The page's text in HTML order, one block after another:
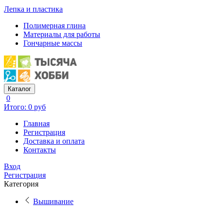
Лепка и пластика
Полимерная глина
Материалы для работы
Гончарные массы
Каталог
0
Итого: 0 руб
Главная
Регистрация
Доставка и оплата
Контакты
Вход
Регистрация
Категория
Вышивание